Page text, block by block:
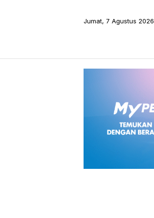
Jumat, 7 Agustus 2026